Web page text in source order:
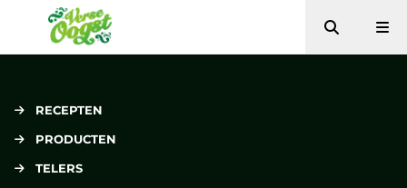
Verse Oogst
Zoeken
RECEPTEN
PRODUCTEN
TELERS